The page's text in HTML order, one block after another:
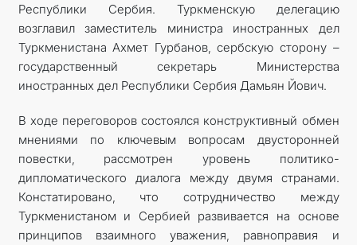
Республики Сербия. Туркменскую делегацию
возглавил заместитель министра иностранных дел
Туркменистана Ахмет Гурбанов, сербскую сторону –
государственный секретарь Министерства
иностранных дел Республики Сербия Дамьян Йович.
В ходе переговоров состоялся конструктивный обмен
мнениями по ключевым вопросам двусторонней
повестки, рассмотрен уровень политико-
дипломатического диалога между двумя странами.
Констатировано, что сотрудничество между
Туркменистаном и Сербией развивается на основе
принципов взаимного уважения, равноправия и